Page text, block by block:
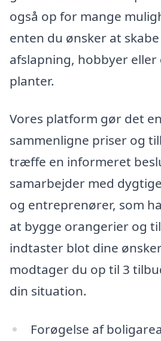
også op for mange
enten du ønsker at
afslapning, hobbyer
planter.
Vores platform gør det
sammenligne priser og
træffe en informeret
samarbejder med
og entreprenører, som
at bygge orangerier og
indtaster blot dine
modtager du op til 3
din situation.
Forøgelse af